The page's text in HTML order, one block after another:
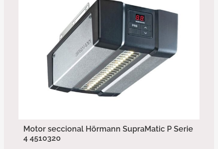
Motor seccional Hörmann SupraMatic P Serie
4 4510320